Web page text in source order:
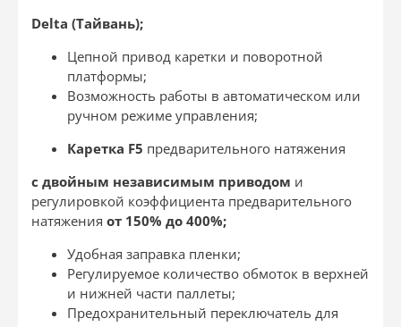
Delta (Тайвань);
Цепной привод каретки и поворотной
платформы;
Возможность работы в автоматическом или
ручном режиме управления;
Каретка F5 предварительного натяжения
с двойным независимым приводом и
регулировкой коэффициента предварительного
натяжения от 150% до 400%;
Удобная заправка пленки;
Регулируемое количество обмоток в верхней
и нижней части паллеты;
Предохранительный переключатель для